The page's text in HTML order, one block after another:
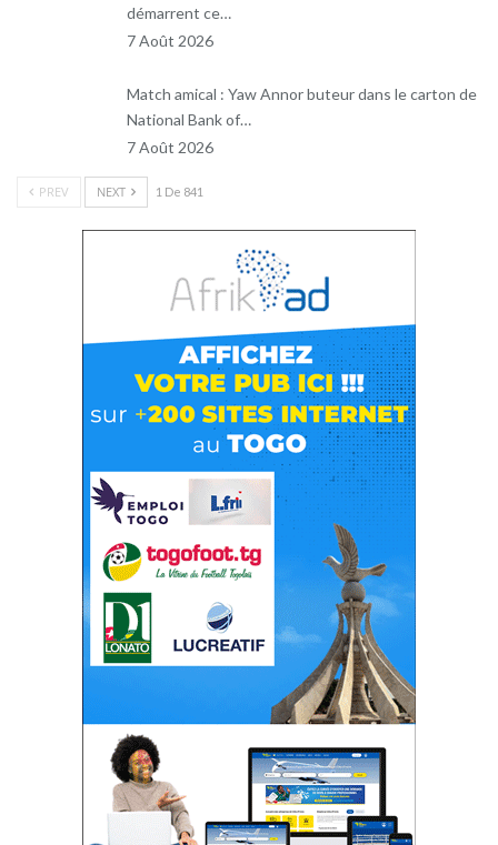
démarrent ce…
7 Août 2026
Match amical : Yaw Annor buteur dans le carton de
National Bank of…
7 Août 2026
PREV NEXT 1 De 841